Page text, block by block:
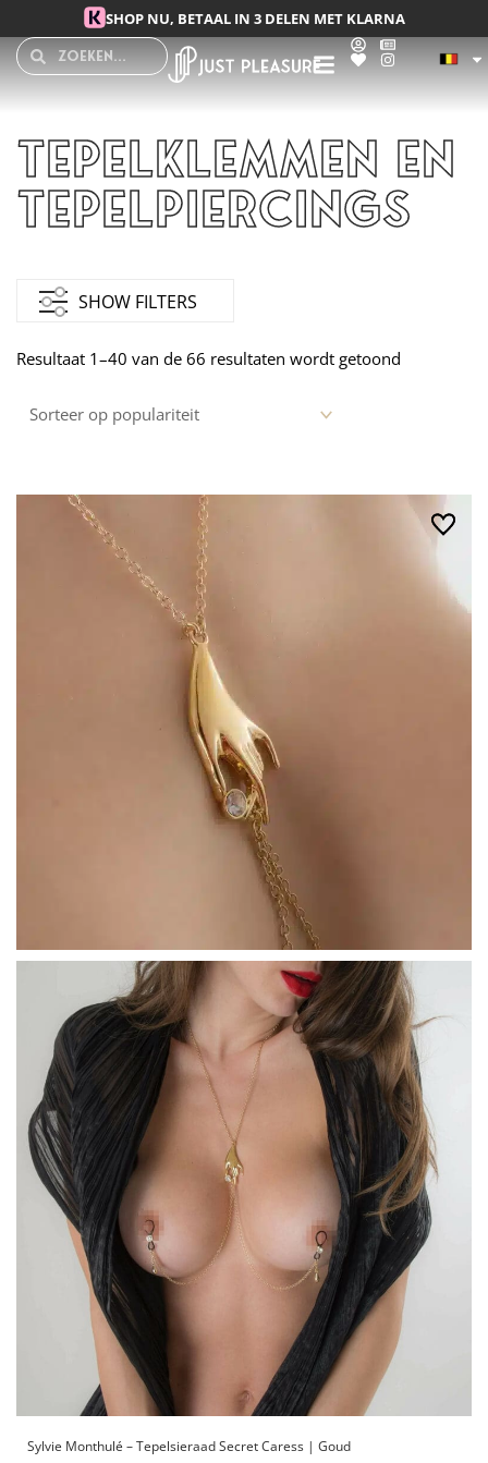
naar
SHOP NU, BETAAL IN 3 DELEN MET KLARNA
SearchSearch
Tepelklemmen en
Tepelpiercings
SHOW FILTERS
Resultaat 1–40 van de 66 resultaten wordt getoond
Sylvie Monthulé – Tepelsieraad Secret Caress | Goud